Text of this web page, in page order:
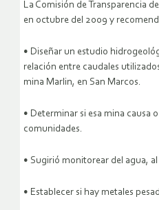
La Comisión de Transparencia
en octubre del 2009 y
• Diseñar un estudio
relación entre caudales
mina Marlin, en San Marcos.
• Determinar si esa mina causa
comunidades.
• Sugirió monitorear del agua,
• Establecer si hay metales